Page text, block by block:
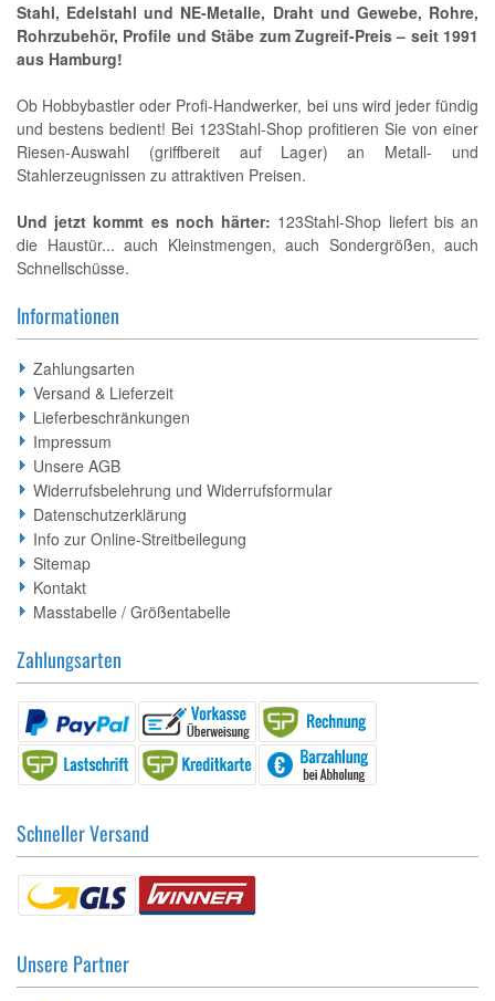
Stahl, Edelstahl und NE-Metalle, Draht und Gewebe, Rohre,
Rohrzubehör, Profile und Stäbe zum Zugreif-Preis – seit 1991
aus Hamburg!
Ob Hobbybastler oder Profi-Handwerker, bei uns wird jeder fündig
und bestens bedient! Bei 123Stahl-Shop profitieren Sie von einer
Riesen-Auswahl (griffbereit auf Lager) an Metall- und
Stahlerzeugnissen zu attraktiven Preisen.
Und jetzt kommt es noch härter: 123Stahl-Shop liefert bis an
die Haustür... auch Kleinstmengen, auch Sondergrößen, auch
Schnellschüsse.
Informationen
Zahlungsarten
Versand & Lieferzeit
Lieferbeschränkungen
Impressum
Unsere AGB
Widerrufsbelehrung und Widerrufsformular
Datenschutzerklärung
Info zur Online-Streitbeilegung
Sitemap
Kontakt
Masstabelle / Größentabelle
Zahlungsarten
Schneller Versand
Unsere Partner